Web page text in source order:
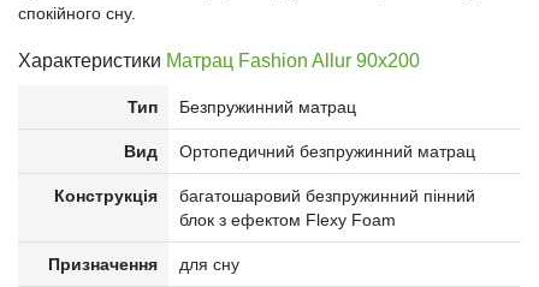
спокійного сну.
Характеристики Матрац Fashion Allur 90x200
Тип Безпружинний матрац
Вид Ортопедичний безпружинний матрац
Конструкція
багатошаровий безпружинний пінний
блок з ефектом Flexy Foam
Призначення для сну